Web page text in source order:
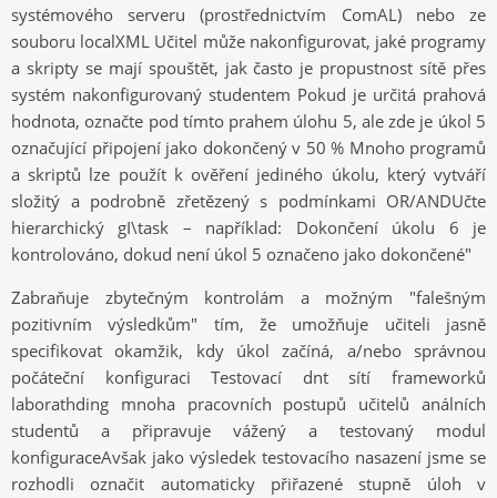
systémového serveru (prostřednictvím ComAL) nebo ze
souboru localXML Učitel může nakonfigurovat, jaké programy
a skripty se mají spouštět, jak často je propustnost sítě přes
systém nakonfigurovaný studentem Pokud je určitá prahová
hodnota, označte pod tímto prahem úlohu 5, ale zde je úkol 5
označující připojení jako dokončený v 50 % Mnoho programů
a skriptů lze použít k ověření jediného úkolu, který vytváří
složitý a podrobně zřetězený s podmínkami OR/ANDUčte
hierarchický gI\task – například: Dokončení úkolu 6 je
kontrolováno, dokud není úkol 5 označeno jako dokončené"
Zabraňuje zbytečným kontrolám a možným "falešným
pozitivním výsledkům" tím, že umožňuje učiteli jasně
specifikovat okamžik, kdy úkol začíná, a/nebo správnou
počáteční konfiguraci Testovací dnt sítí frameworků
laborathding mnoha pracovních postupů učitelů análních
studentů a připravuje vážený a testovaný modul
konfiguraceAvšak jako výsledek testovacího nasazení jsme se
rozhodli označit automaticky přiřazené stupně úloh v